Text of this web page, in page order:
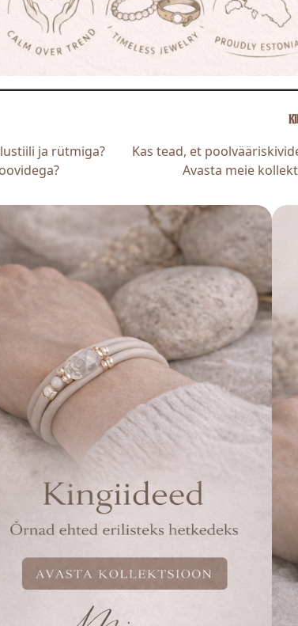
ja rütmiga?
Kas tead, et
Avasta meie